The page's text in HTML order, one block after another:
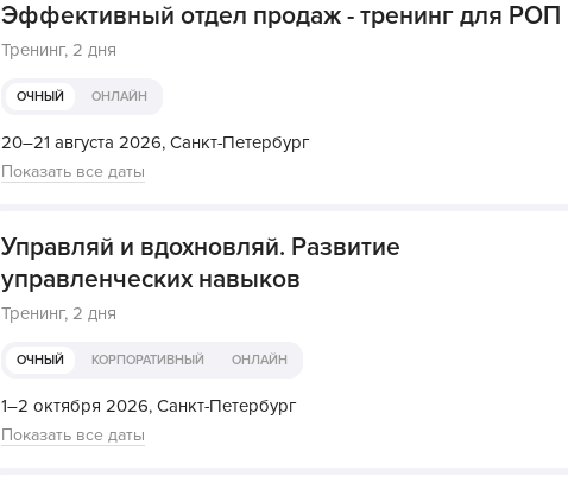
Эффективный отдел продаж - тренинг для РОП
Тренинг,2 дня
ОЧНЫЙ ОНЛАЙН
20–21 августа 2026,Санкт-Петербург
Показать все даты
Управляй и вдохновляй. Развитие
управленческих навыков
Тренинг,2 дня
ОЧНЫЙ КОРПОРАТИВНЫЙ ОНЛАЙН
1–2 октября 2026,Санкт-Петербург
Показать все даты